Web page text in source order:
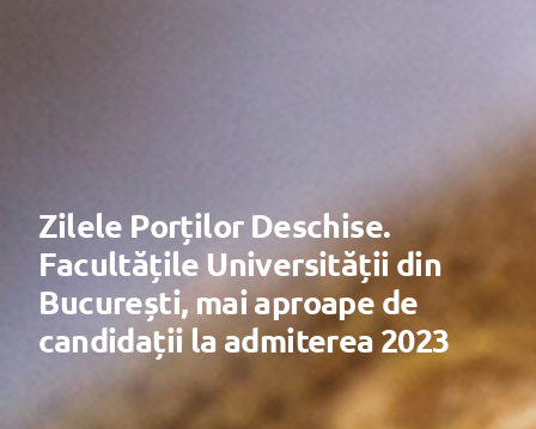
Zilele Porților Deschise.
Facultățile Universității din
București, mai aproape de
candidații la admiterea 2023